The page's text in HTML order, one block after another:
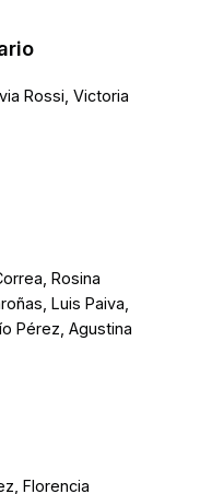
Rossi, Victoria
Rosina
Luis Paiva,
Pérez, Agustina
Florencia